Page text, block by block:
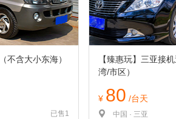
不含大小东海）
已售1
【臻惠玩】三亚接
湾/市区）
¥ 80 /台天
中国 · 三亚